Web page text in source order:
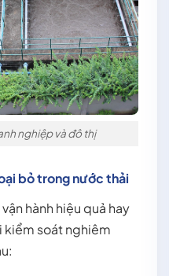
nghiệp và đô thị
bỏ trong nước thải
hành hiệu quả hay
kiểm soát nghiêm